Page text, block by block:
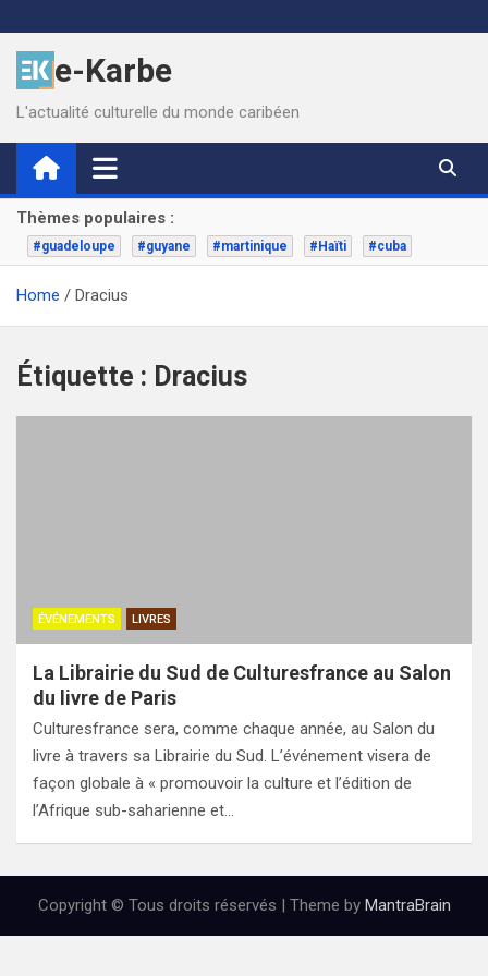
to
contente-Karbe
L'actualité culturelle du monde caribéen
Thèmes populaires :
#guadeloupe #guyane #martinique #Haïti #cuba
Home Dracius
Étiquette : Dracius
ÉVÉNEMENTS LIVRES
La Librairie du Sud de Culturesfrance au Salon
du livre de Paris
Culturesfrance sera, comme chaque année, au Salon du
livre à travers sa Librairie du Sud. L’événement visera de
façon globale à « promouvoir la culture et l’édition de
l’Afrique sub-saharienne et…
Copyright © Tous droits réservés | Theme by MantraBrain